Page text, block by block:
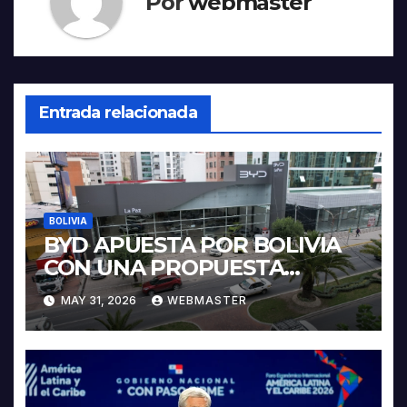
Entrada relacionada
BOLIVIA
BYD APUESTA POR BOLIVIA
CON UNA PROPUESTA
INTEGRAL PARA IMPULSAR
LA ELECTROMOVILIDAD Y LA
INDUSTRIALIZACIÓN DEL
LITIO
MAY 31, 2026 WEBMASTER